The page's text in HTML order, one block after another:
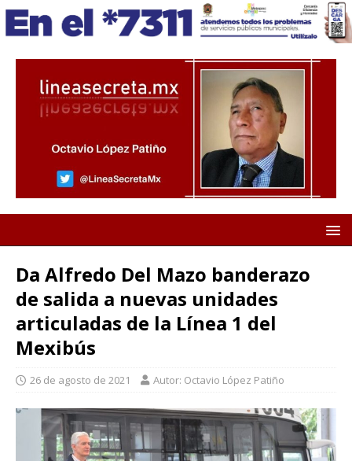
Da Alfredo Del Mazo banderazo
de salida a nuevas unidades
articuladas de la Línea 1 del
Mexibús
26 de agosto de 2021 Autor: Octavio López Patiño